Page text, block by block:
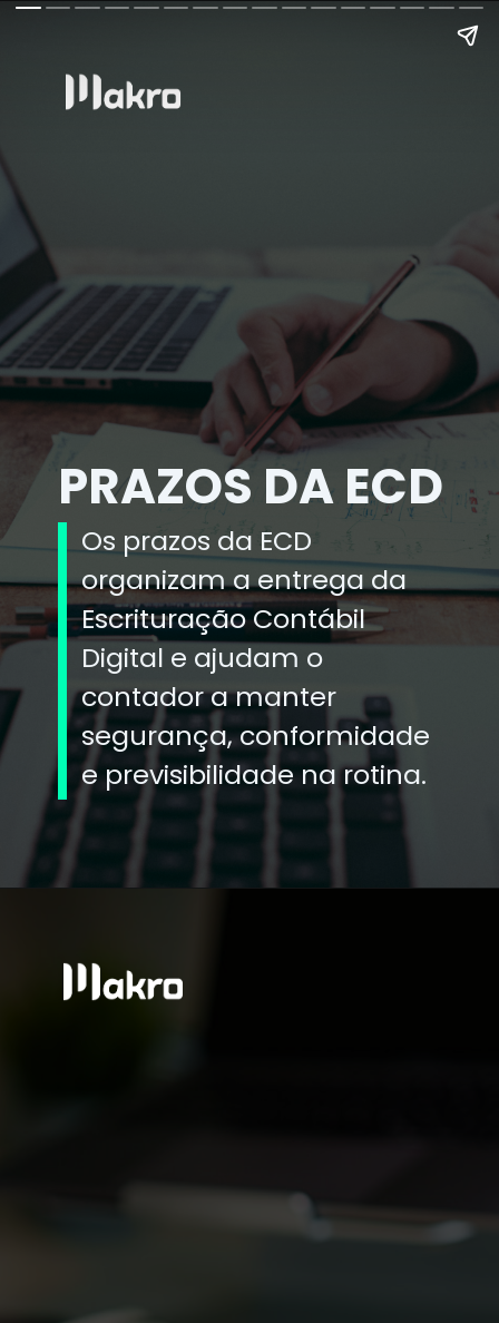
PRAZOS DA ECD
Os prazos da ECD
organizam a entrega da
Escrituração Contábil
Digital e ajudam o
contador a manter
segurança, conformidade
e previsibilidade na rotina.